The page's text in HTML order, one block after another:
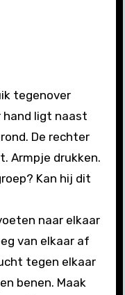
tegenover
hand ligt naast
De rechter
Armpje drukken.
Kan hij dit
naar elkaar
van elkaar af
tegen elkaar
benen. Maak